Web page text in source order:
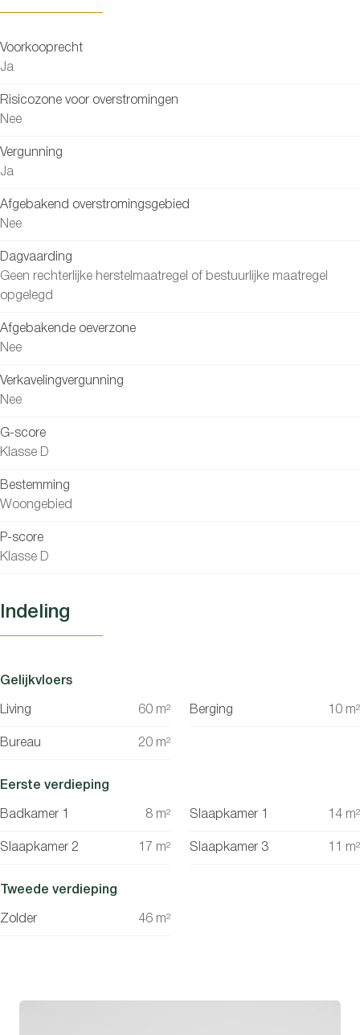
Voorkooprecht
Ja
Risicozone voor overstromingen
Nee
Vergunning
Ja
Afgebakend overstromingsgebied
Nee
Dagvaarding
Geen rechterlijke herstelmaatregel of bestuurlijke maatregel
opgelegd
Afgebakende oeverzone
Nee
Verkavelingvergunning
Nee
G-score
Klasse D
Bestemming
Woongebied
P-score
Klasse D
Indeling
Gelijkvloers
Living 60 m² Berging 10 m²
Bureau 20 m²
Eerste verdieping
Badkamer 1 8 m² Slaapkamer 1 14 m²
Slaapkamer 2 17 m² Slaapkamer 3 m²
Tweede verdieping
Zolder 46 m²